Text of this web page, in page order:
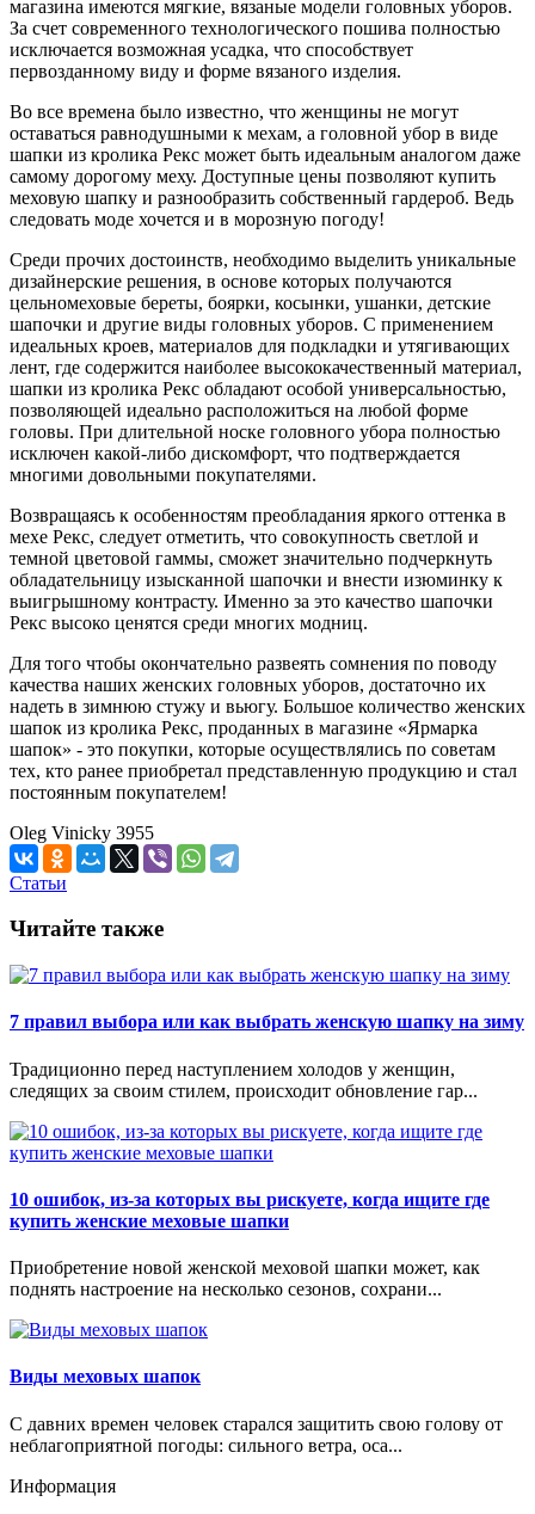
магазина имеются мягкие, вязаные модели головных уборов.
За счет современного технологического пошива полностью
исключается возможная усадка, что способствует
первозданному виду и форме вязаного изделия.
Во все времена было известно, что женщины не могут
оставаться равнодушными к мехам, а головной убор в виде
шапки из кролика Рекс может быть идеальным аналогом даже
самому дорогому меху. Доступные цены позволяют купить
меховую шапку и разнообразить собственный гардероб. Ведь
следовать моде хочется и в морозную погоду!
Среди прочих достоинств, необходимо выделить уникальные
дизайнерские решения, в основе которых получаются
цельномеховые береты, боярки, косынки, ушанки, детские
шапочки и другие виды головных уборов. С применением
идеальных кроев, материалов для подкладки и утягивающих
лент, где содержится наиболее высококачественный материал,
шапки из кролика Рекс обладают особой универсальностью,
позволяющей идеально расположиться на любой форме
головы. При длительной носке головного убора полностью
исключен какой-либо дискомфорт, что подтверждается
многими довольными покупателями.
Возвращаясь к особенностям преобладания яркого оттенка в
мехе Рекс, следует отметить, что совокупность светлой и
темной цветовой гаммы, сможет значительно подчеркнуть
обладательницу изысканной шапочки и внести изюминку к
выигрышному контрасту. Именно за это качество шапочки
Рекс высоко ценятся среди многих модниц.
Для того чтобы окончательно развеять сомнения по поводу
качества наших женских головных уборов, достаточно их
надеть в зимнюю стужу и вьюгу. Большое количество женских
шапок из кролика Рекс, проданных в магазине «Ярмарка
шапок» - это покупки, которые осуществлялись по советам
тех, кто ранее приобретал представленную продукцию и стал
постоянным покупателем!
Oleg Vinicky 3955
Статьи
Читайте также
7 правил выбора или как выбрать женскую шапку на зиму
Традиционно перед наступлением холодов у женщин,
следящих за своим стилем, происходит обновление гар...
10 ошибок, из-за которых вы рискуете, когда ищите где
купить женские меховые шапки
Приобретение новой женской меховой шапки может, как
поднять настроение на несколько сезонов, сохрани...
Виды меховых шапок
С давних времен человек старался защитить свою голову от
неблагоприятной погоды: сильного ветра, оса...
Информация